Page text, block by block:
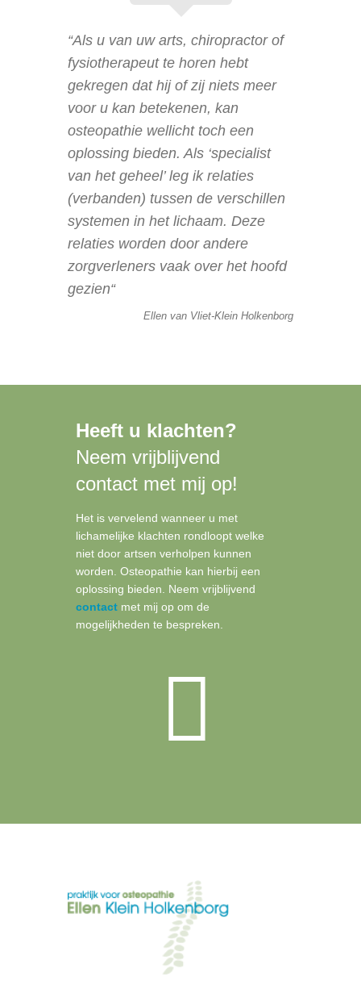
“Als u van uw arts, chiropractor of
fysiotherapeut te horen hebt
gekregen dat hij of zij niets meer
voor u kan betekenen, kan
osteopathie wellicht toch een
oplossing bieden. Als ‘specialist
van het geheel’ leg ik relaties
(verbanden) tussen de verschillen
systemen in het lichaam. Deze
relaties worden door andere
zorgverleners vaak over het hoofd
gezien“
Ellen van Vliet-Klein Holkenborg
Heeft u klachten?
Neem vrijblijvend
contact met mij op!
Het is vervelend wanneer u met
lichamelijke klachten rondloopt welke
niet door artsen verholpen kunnen
worden. Osteopathie kan hierbij een
oplossing bieden. Neem vrijblijvend
contact met mij op om de
mogelijkheden te bespreken.